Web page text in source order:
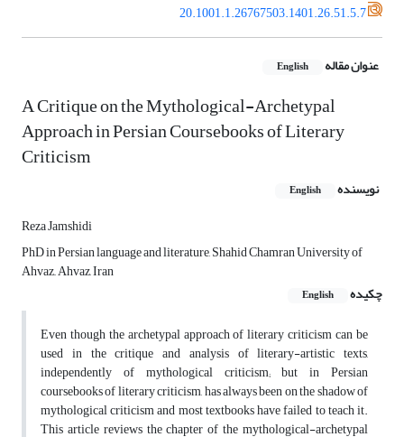
20.1001.1.26767503.1401.26.51.5.7
عنوان مقاله English
A Critique on the Mythological-Archetypal
Approach in Persian Coursebooks of Literary
Criticism
نویسنده English
Reza Jamshidi
PhD in Persian language and literature, Shahid Chamran University of
Ahvaz,, Ahvaz, Iran
چکیده
English
Even though the archetypal approach of literary criticism can be
used in the critique and analysis of literary-artistic texts,
independently of mythological criticism; but in Persian
coursebooks of literary criticism, has always been on the shadow of
mythological criticism and most textbooks have failed to teach it.
This article reviews the chapter of the mythological-archetypal